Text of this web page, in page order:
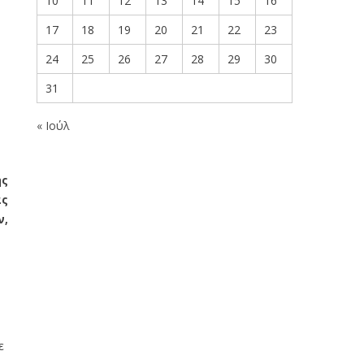
17
18 19 20 21 22
23
24
25 26 27 28 29
30
31
« Ιούλ